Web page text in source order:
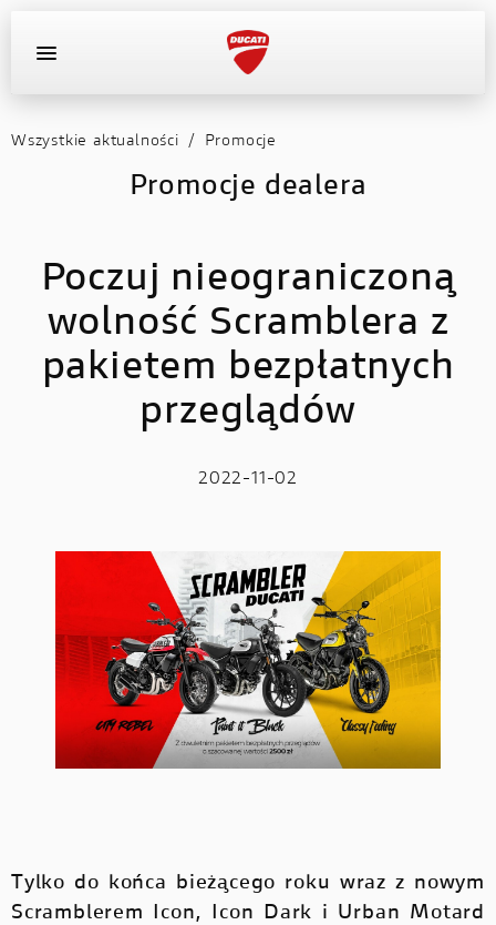
OFERTA DEALERA
MOTOCYKLE
AKTUALNOŚCI
OFERTA DEALERA
Wszystkie aktualności / Promocje
Promocje dealera
Poczuj nieograniczoną
wolność Scramblera z
pakietem bezpłatnych
przeglądów
2022-11-02
Tylko do końca bieżącego roku wraz z nowym
Scramblerem Icon, Icon Dark i Urban Motard